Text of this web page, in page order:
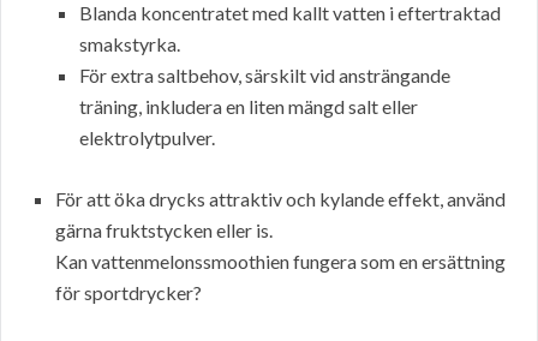
Blanda koncentratet med kallt vatten i eftertraktad
smakstyrka.
För extra saltbehov, särskilt vid ansträngande
träning, inkludera en liten mängd salt eller
elektrolytpulver.
För att öka drycks attraktiv och kylande effekt, använd
gärna fruktstycken eller is.
Kan vattenmelonssmoothien fungera som en ersättning
för sportdrycker?